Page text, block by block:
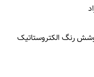
رنگ الکتروستاتیک